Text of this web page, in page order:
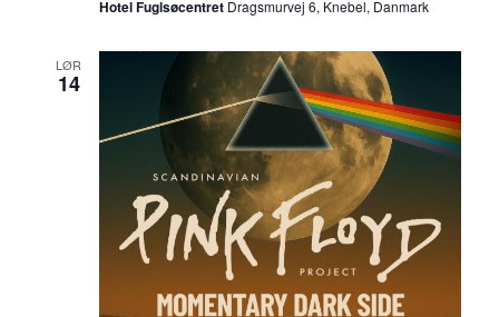
Hotel Fuglsøcentret Dragsmurvej 6, Knebel, Danmark
LØR
14